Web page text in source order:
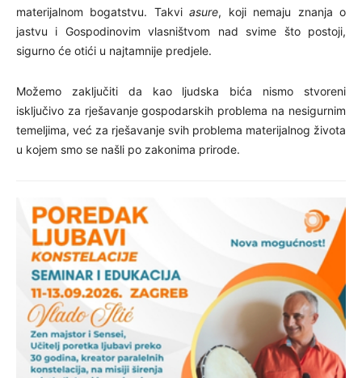
materijalnom bogatstvu. Takviasure, koji nemaju znanja o
jastvu i Gospodinovim vlasništvom nad svime što postoji,
sigurno će otići u najtamnije predjele.
Možemo zaključiti da kao ljudska bića nismo stvoreni
isključivo za rješavanje gospodarskih problema na nesigurnim
temeljima, već za rješavanje svih problema materijalnog života
u kojem smo se našli po zakonima prirode.